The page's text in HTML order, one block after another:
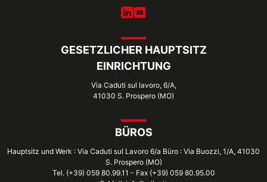
GESETZLICHER HAUPTSITZ
EINRICHTUNG
Via Caduti sul lavoro, 6/A,
41030 S. Prospero (MO)
BÜROS
Hauptsitz und Werk : Via Caduti sul Lavoro 6/a Büro : Via Buozzi, 1/A, 41030
S. Prospero (MO)
Tel. (+39) 059 80.99.11 - Fax (+39) 059 80.95.00